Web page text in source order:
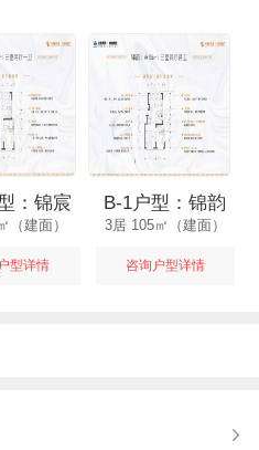
：锦宸
（建面）
型详情
B-1户型：锦韵
3居 105㎡（建面）
咨询户型详情